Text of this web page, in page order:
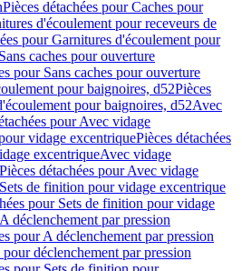
Pièces détachées pour Caches pour
d'écoulement pour receveurs de
pour Garnitures d'écoulement pour
Sans caches pour ouverture
pour Sans caches pour ouverture
pour baignoires, d52Pièces
pour baignoires, d52Avec
pour Avec vidage
vidage excentriquePièces détachées
excentriqueAvec vidage
Pièces détachées pour Avec vidage
Sets de finition pour vidage excentrique
pour Sets de finition pour vidage
A déclenchement par pression
pour A déclenchement par pression
déclenchement par pression